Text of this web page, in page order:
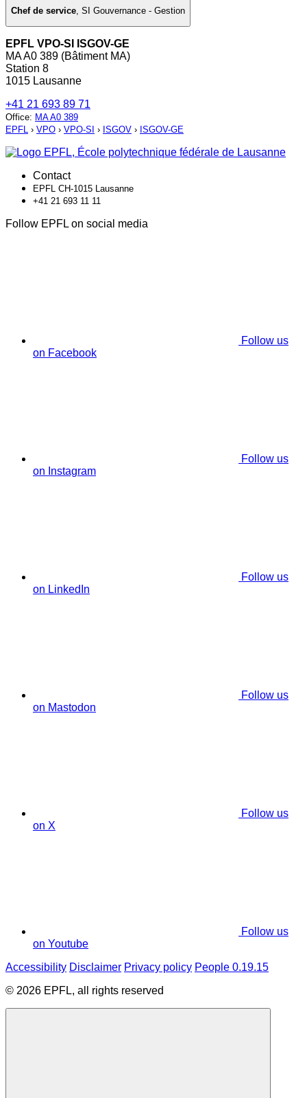
Chef de service, SI Gouvernance - Gestion
EPFL VPO-SI ISGOV-GE
MA A0 389 (Bâtiment MA)
Station 8
1015 Lausanne
+41 21 693 89 71
Office: MA A0 389
EPFL › VPO › VPO-SI › ISGOV › ISGOV-GE
Contact
EPFL CH-1015 Lausanne
+41 21 693 11 11
Follow EPFL on social media
Follow us
on Facebook
Follow us
on Instagram
Follow us
on LinkedIn
Follow us
on Mastodon
Follow us
on X
Follow us
on Youtube
Accessibility Disclaimer Privacy policy People 0.19.15
© 2026 EPFL, all rights reserved